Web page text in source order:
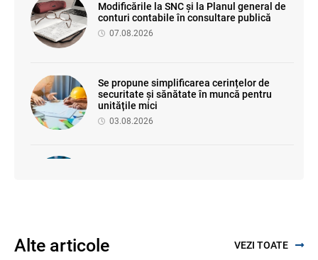
Modificările la SNC și la Planul general de
conturi contabile în consultare publică
07.08.2026
Se propune simplificarea cerințelor de
securitate și sănătate în muncă pentru
unitățile mici
03.08.2026
Se propune modificarea Legii auditului —
Alte articole VEZI TOATE